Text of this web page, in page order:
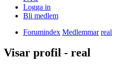
Logga in
Bli medlem
Forumindex Medlemmar real
Visar profil - real